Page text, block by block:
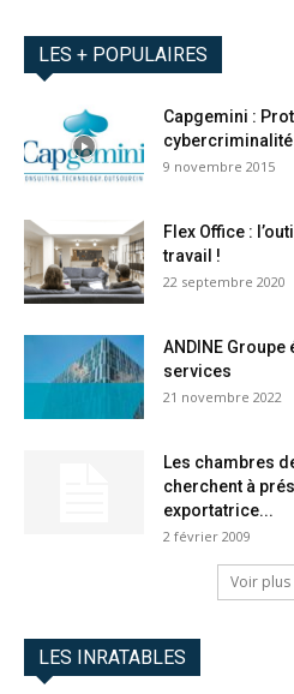
LES + POPULAIRES
Capgemini :
cybercriminalité
9 novembre 2015
Flex Office :
travail !
22 septembre 2020
ANDINE
services
21 novembre 2022
Les chambres
cherchent à
exportatrice...
2 février 2009
Voir plus
LES INRATABLES